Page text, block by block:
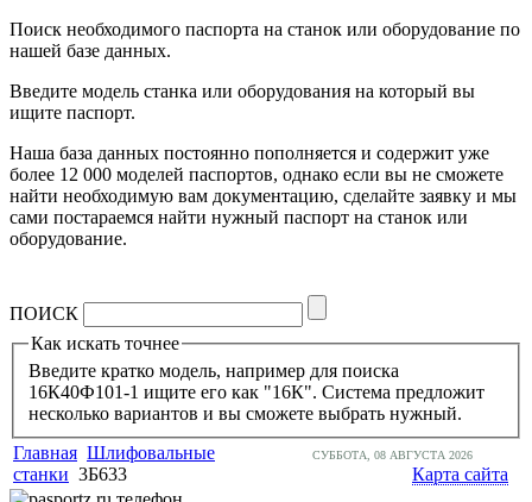
Поиск необходимого паспорта на станок или оборудование по
нашей базе данных.
Введите модель станка или оборудования на который вы
ищите паспорт.
Наша база данных постоянно пополняется и содержит уже
более 12 000 моделей паспортов, однако если вы не сможете
найти необходимую вам документацию, сделайте заявку и мы
сами постараемся найти нужный паспорт на станок или
оборудование.
ПОИСК
Как искать точнее
Введите кратко модель, например для поиска
16К40Ф101-1 ищите его как "16К". Система предложит
несколько вариантов и вы сможете выбрать нужный.
Главная Шлифовальные
станки 3Б633
СУББОТА, 08 АВГУСТА 2026
Карта сайта